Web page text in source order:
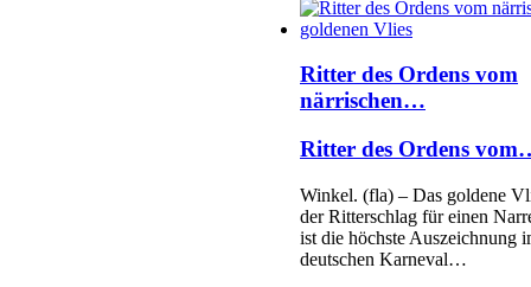
Ritter des Ordens vom
närrischen…
Ritter des Ordens
Winkel. (fla) – Das goldene
der Ritterschlag für einen
ist die höchste Auszeichnung
deutschen Karneval…